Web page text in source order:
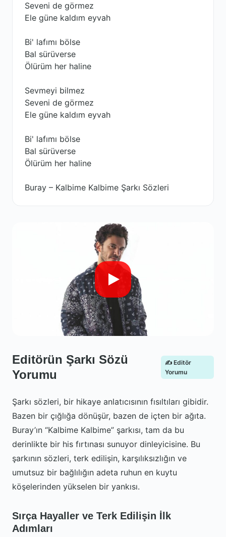
Seveni de görmez
Ele güne kaldım eyvah
Bi' lafımı bölse
Bal sürüverse
Ölürüm her haline
Sevmeyi bilmez
Seveni de görmez
Ele güne kaldım eyvah
Bi' lafımı bölse
Bal sürüverse
Ölürüm her haline
Buray – Kalbime Kalbime Şarkı Sözleri
Editörün Şarkı Sözü
Yorumu
✍️ Editör
Yorumu
Şarkı sözleri, bir hikaye anlatıcısının fısıltıları gibidir.
Bazen bir çığlığa dönüşür, bazen de içten bir ağıta.
Buray’ın “Kalbime Kalbime” şarkısı, tam da bu
derinlikte bir his fırtınası sunuyor dinleyicisine. Bu
şarkının sözleri, terk edilişin, karşılıksızlığın ve
umutsuz bir bağlılığın adeta ruhun en kuytu
köşelerinden yükselen bir yankısı.
Sırça Hayaller ve Terk Edilişin İlk
Adımları